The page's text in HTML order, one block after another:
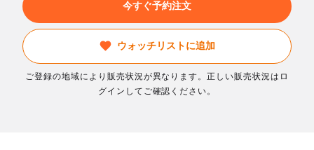
今すぐ予約注文
ウォッチリストに追加
ご登録の地域により販売状況が異なります。正しい販売状況はロ
グインしてご確認ください。